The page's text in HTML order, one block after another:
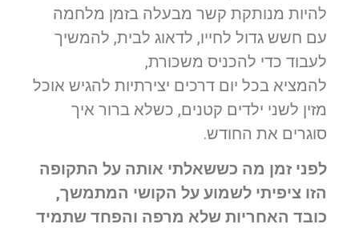
להיות מנותקת קשר מבעלה בזמן מלחמה
עם חשש גדול לחייו, לדאוג לבית, להמשיך
לעבוד כדי להכניס משכורת,
להמציא בכל יום דרכים יצירתיות להגיש אוכל
מזין לשני ילדים קטנים, כשלא ברור איך
סוגרים את החודש.
לפני זמן מה כששאלתי אותה על התקופה
הזו ציפיתי לשמוע על הקושי המתמשך,
כובד האחריות שלא מרפה והפחד שתמיד